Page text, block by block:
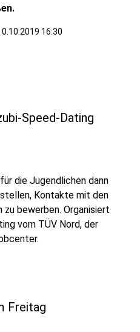
16:30
Speed-Dating
die Jugendlichen dann
Kontakte mit den
zu bewerben. Organisiert
vom TÜV Nord, der
Freitag